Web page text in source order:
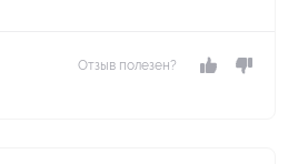
Отзыв полезен?